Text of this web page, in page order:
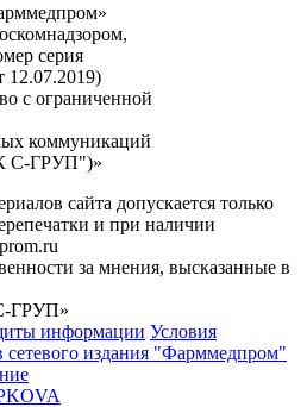
серия
с ограниченной
коммуникаций
С-ГРУП")»
сайта допускается только
и при наличии
за мнения, высказанные в
ГРУП»
информации Условия
сетевого издания "Фарммедпром"